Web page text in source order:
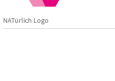
NATürlich Logo